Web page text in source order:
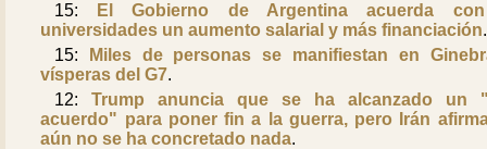
15:
El Gobierno de Argentina acuerda
universidades un aumento salarial y más financiación.
15:
Miles de personas se manifiestan en
vísperas del G7.
12: Trump anuncia que se ha alcanzado un
acuerdo" para poner fin a la guerra, pero Irán
aún no se ha concretado nada.